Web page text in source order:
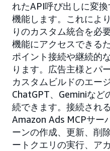
れたAPI呼び出しに変
機能します。これによ
りのカスタム統合を必
機能にアクセスできる
ポイント接続や継続的
ります。広告主様とパ
カスタムビルドのエー
ChatGPT、Geminiなど
続できます。接続され
Amazon Ads MCPサー
ーンの作成、更新、削
ートクエリの実行、ア